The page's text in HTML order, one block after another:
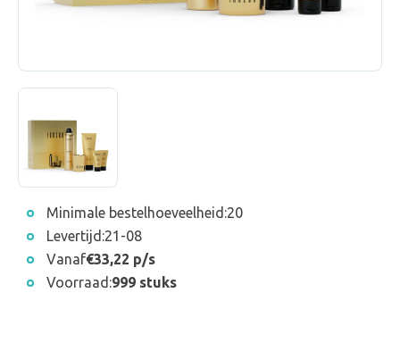
Minimale bestelhoeveelheid:20
Levertijd:21-08
Vanaf€33,22 p/s
Voorraad:999 stuks